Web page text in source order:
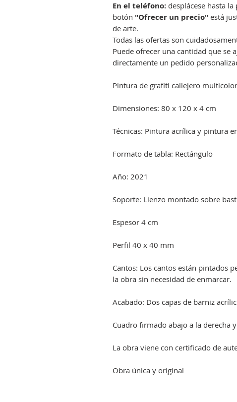
En el teléfono: desplácese hasta
botón "Ofrecer un precio" está
de arte.
Todas las ofertas son
Puede ofrecer una cantidad que se
directamente un pedido
Pintura de grafiti callejero
Dimensiones: 80 x 120 x 4 cm
Técnicas: Pintura acrílica y pintura
Formato de tabla: Rectángulo
Año: 2021
Soporte: Lienzo montado sobre
Espesor 4 cm
Perfil 40 x 40 mm
Cantos: Los cantos están pintados
la obra sin necesidad de enmarcar.
Acabado: Dos capas de barniz
Cuadro firmado abajo a la derecha
La obra viene con certificado de
Obra única y original